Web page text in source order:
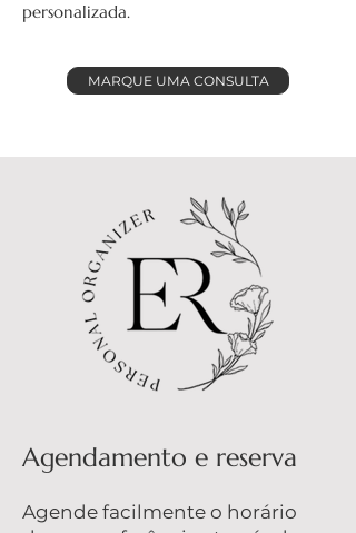
personalizada.
MARQUE UMA CONSULTA
​Agendamento e reserva
Agende facilmente o horário